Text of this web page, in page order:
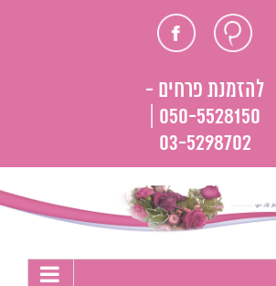
חוות פייסבוק
להזמנת פרחים -
050-5528150 |
03-5298702